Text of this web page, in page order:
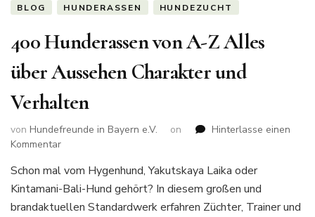
BLOG HUNDERASSEN HUNDEZUCHT
400 Hunderassen von A-Z Alles
über Aussehen Charakter und
Verhalten
von Hundefreunde in Bayern e.V. on
Hinterlasse einen
Kommentarzu
Hunderassen
von
A-
Schon mal vom Hygenhund, Yakutskaya Laika oder
Kintamani-Bali-Hund gehört? In diesem großen und
brandaktuellen Standardwerk erfahren Züchter, Trainer und